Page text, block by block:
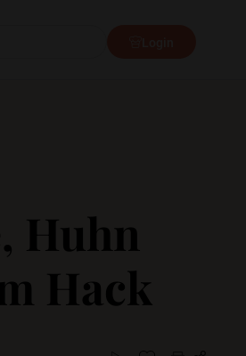
Huhn
Hack